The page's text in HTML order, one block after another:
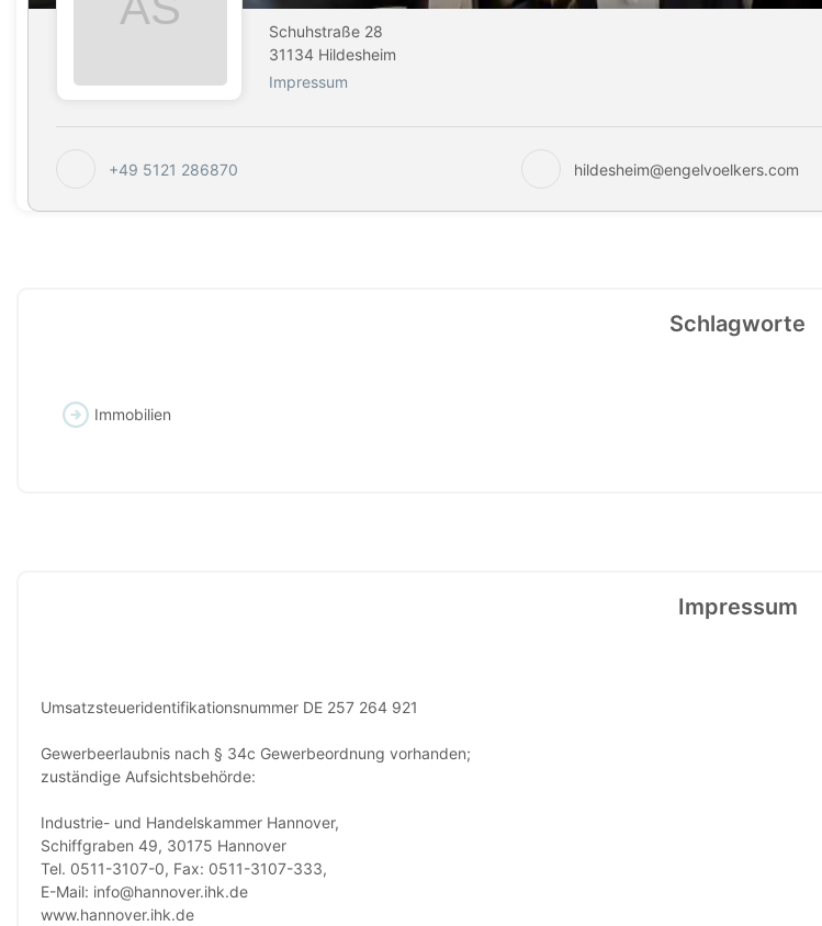
Schuhstraße 28
31134 Hildesheim
Impressum
+49 5121 286870 hildesheim@engelvoelkers.com
Schlagworte
Immobilien
Impressum
Umsatzsteueridentifikationsnummer DE 257 264 921
Gewerbeerlaubnis nach § 34c Gewerbeordnung vorhanden;
zuständige Aufsichtsbehörde:
Industrie- und Handelskammer Hannover,
Schiffgraben 49, 30175 Hannover
Tel. 0511-3107-0, Fax: 0511-3107-333,
E-Mail: info@hannover.ihk.de
www.hannover.ihk.de